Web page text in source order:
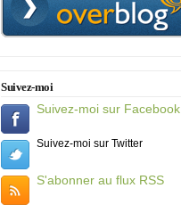
Suivez-moi
Suivez-moi sur Facebook
Suivez-moi sur Twitter
S'abonner au flux RSS